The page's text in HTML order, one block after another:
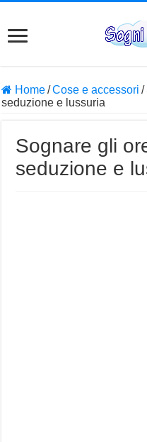
Home/Cose e accessori /
seduzione e lussuria
Sognare gli
seduzione e